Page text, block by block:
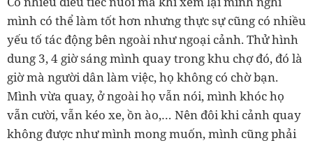
mình có thể làm tốt hơn nhưng thực sự cũng có nhiều
yếu tố tác động bên ngoài như ngoại cảnh. Thử hình
dung 3, 4 giờ sáng mình quay trong khu chợ đó, đó là
giờ mà người dân làm việc, họ không có chờ bạn.
Mình vừa quay, ở ngoài họ vẫn nói, mình khóc họ
vẫn cười, vẫn kéo xe, ồn ào,… Nên đôi khi cảnh quay
không được như mình mong muốn, mình cũng phải